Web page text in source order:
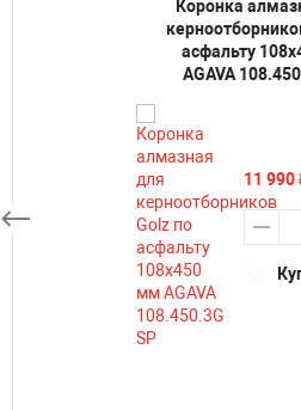
Коронка
асфальту
AGAVA
11 990